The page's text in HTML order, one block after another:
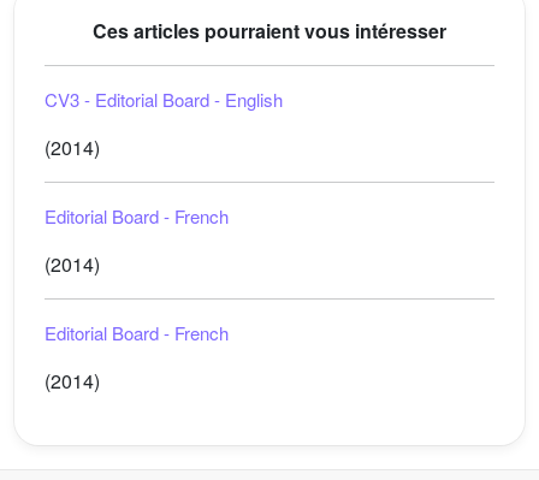
Ces articles pourraient vous intéresser
CV3 - Editorial Board - English
(2014)
Editorial Board - French
(2014)
Editorial Board - French
(2014)